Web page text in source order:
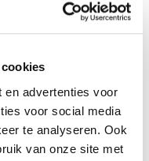
en advertenties voor
voor social media
te analyseren. Ook
van onze site met
we deelnemers helpen om
Nederland
zelf ook ruimte voor extra
Daarmee wordt
voor deelnemers,